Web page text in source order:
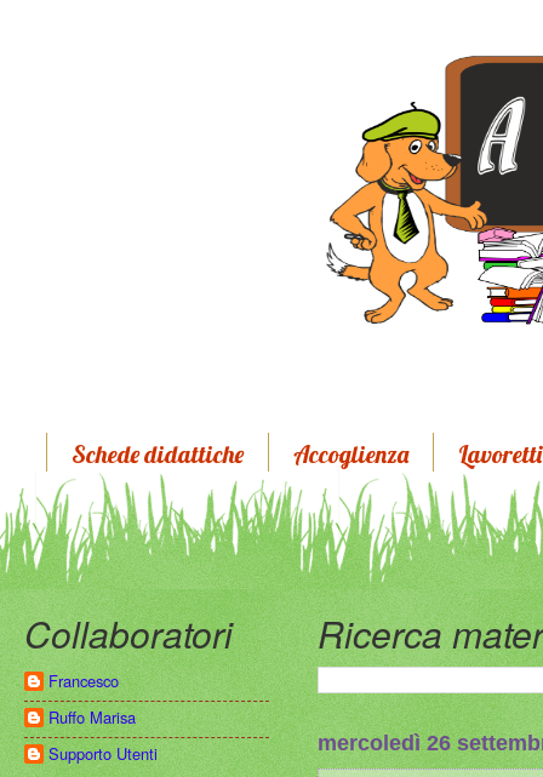
Schede didattiche Accoglienza Lavoretti
Ricerca
mercoledì 26
Collaboratori
Francesco
Ruffo Marisa
Supporto Utenti